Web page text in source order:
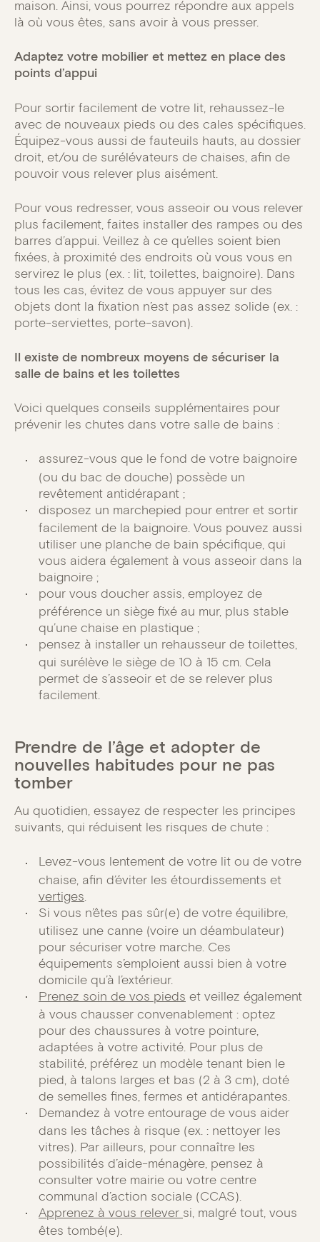
maison. Ainsi, vous pourrez répondre aux appels
là où vous êtes, sans avoir à vous presser.
Adaptez votre mobilier et mettez en place des
points d’appui
Pour sortir facilement de votre lit, rehaussez-le
avec de nouveaux pieds ou des cales spécifiques.
Équipez-vous aussi de fauteuils hauts, au dossier
droit, et/ou de surélévateurs de chaises, afin de
pouvoir vous relever plus aisément.
Pour vous redresser, vous asseoir ou vous relever
plus facilement, faites installer des rampes ou des
barres d’appui. Veillez à ce qu’elles soient bien
fixées, à proximité des endroits où vous vous en
servirez le plus (ex. : lit, toilettes, baignoire). Dans
tous les cas, évitez de vous appuyer sur des
objets dont la fixation n’est pas assez solide (ex. :
porte-serviettes, porte-savon).
Il existe de nombreux moyens de sécuriser la
salle de bains et les toilettes
Voici quelques conseils supplémentaires pour
prévenir les chutes dans votre salle de bains :
assurez-vous que le fond de votre baignoire
(ou du bac de douche) possède un
revêtement antidérapant ;
disposez un marchepied pour entrer et sortir
facilement de la baignoire. Vous pouvez aussi
utiliser une planche de bain spécifique, qui
vous aidera également à vous asseoir dans la
baignoire ;
pour vous doucher assis, employez de
préférence un siège fixé au mur, plus stable
qu’une chaise en plastique ;
pensez à installer un rehausseur de toilettes,
qui surélève le siège de 10 à 15 cm. Cela
permet de s’asseoir et de se relever plus
facilement.
Prendre de l’âge et adopter de
nouvelles habitudes pour ne pas
tomber
Au quotidien, essayez de respecter les principes
suivants, qui réduisent les risques de chute :
Levez-vous lentement de votre lit ou de votre
chaise, afin d’éviter les étourdissements et
vertiges.
Si vous n’êtes pas sûr(e) de votre équilibre,
utilisez une canne (voire un déambulateur)
pour sécuriser votre marche. Ces
équipements s’emploient aussi bien à votre
domicile qu’à l’extérieur.
Prenez soin de vos pieds et veillez également
à vous chausser convenablement : optez
pour des chaussures à votre pointure,
adaptées à votre activité. Pour plus de
stabilité, préférez un modèle tenant bien le
pied, à talons larges et bas (2 à 3 cm), doté
de semelles fines, fermes et antidérapantes.
Demandez à votre entourage de vous aider
dans les tâches à risque (ex. : nettoyer les
vitres). Par ailleurs, pour connaître les
possibilités d’aide-ménagère, pensez à
consulter votre mairie ou votre centre
communal d’action sociale (CCAS).
Apprenez à vous relever si, malgré tout, vous
êtes tombé(e).